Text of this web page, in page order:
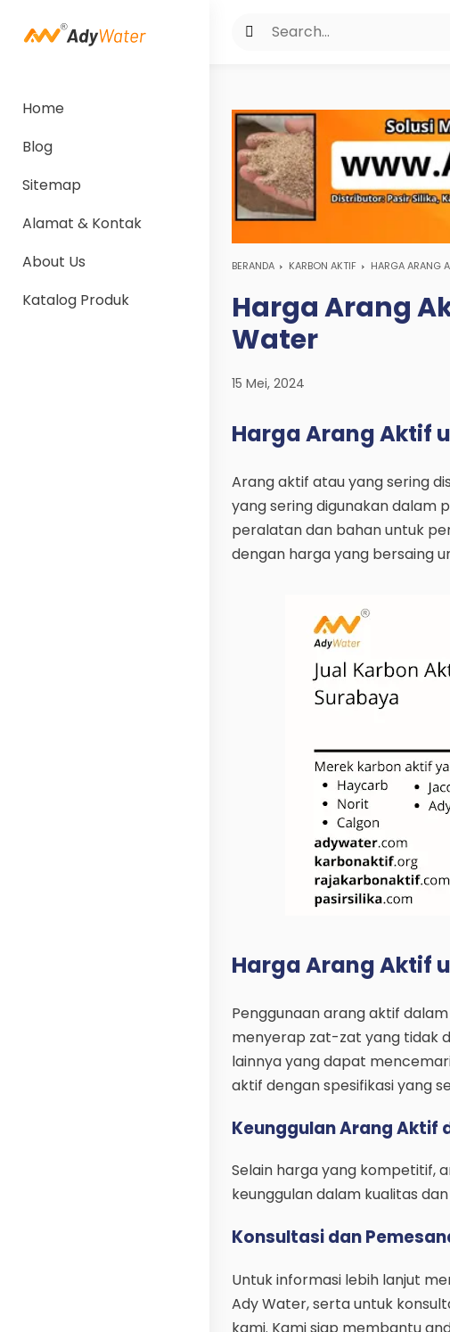
Home
Blog
Sitemap
Alamat & Kontak
About Us
Katalog Produk
BERANDA KARBON AKTIF HARGA ARANG
Harga Arang
Water
15 Mei, 2024
Harga Arang Aktif
Arang aktif atau yang sering
yang sering digunakan dalam
peralatan dan bahan untuk
dengan harga yang bersaing
Harga Arang Aktif
Penggunaan arang aktif
menyerap zat-zat yang tidak
lainnya yang dapat
aktif dengan spesifikasi yang
Keunggulan Arang Aktif
Selain harga yang kompetitif,
keunggulan dalam kualitas
Konsultasi dan
Untuk informasi lebih lanjut
Ady Water, serta untuk
kami. Kami siap membantu